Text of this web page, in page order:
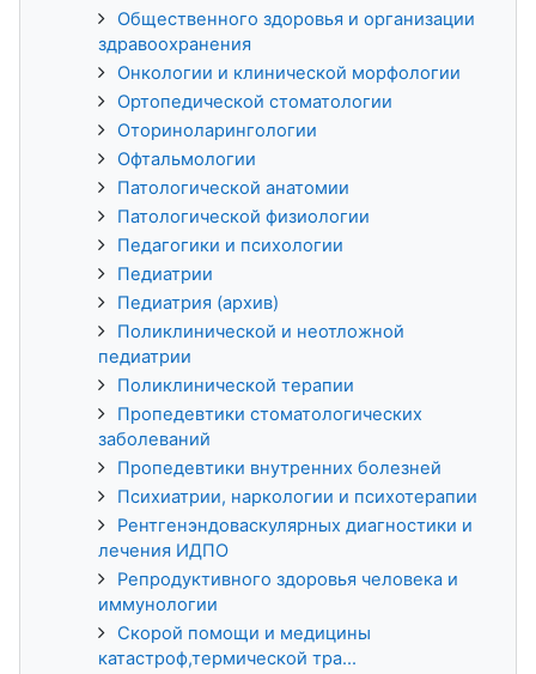
Общественного здоровья и организации
здравоохранения
Онкологии и клинической морфологии
Ортопедической стоматологии
Оториноларингологии
Офтальмологии
Патологической анатомии
Патологической физиологии
Педагогики и психологии
Педиатрии
Педиатрия (архив)
Поликлинической и неотложной
педиатрии
Поликлинической терапии
Пропедевтики стоматологических
заболеваний
Пропедевтики внутренних болезней
Психиатрии, наркологии и психотерапии
Рентгенэндоваскулярных диагностики и
лечения ИДПО
Репродуктивного здоровья человека и
иммунологии
Скорой помощи и медицины
катастроф,термической тра...